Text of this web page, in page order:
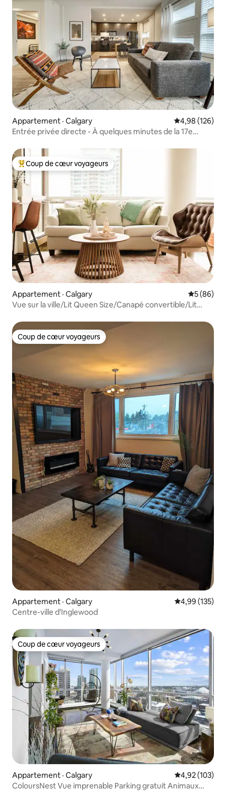
Appartement · Calgary Note
4,98 (126)
Entrée privée directe - À quelques minutes de la 17e
Coup de cœur voyageurs parmi les plus aimés
Coup de cœur voyageurs
Appartement · Calgary Note
5 (86)
Vue sur la ville/Lit Queen Size/Canapé convertible/Lit
Coup de cœur voyageurs
Coup de cœur voyageurs
Appartement · Calgary Note
4,99 (135)
Centre-ville d'Inglewood
Coup de cœur voyageurs
Coup de cœur voyageurs
Appartement · Calgary Note
4,92 (103)
ColoursNest Vue imprenable Parking gratuit Animaux